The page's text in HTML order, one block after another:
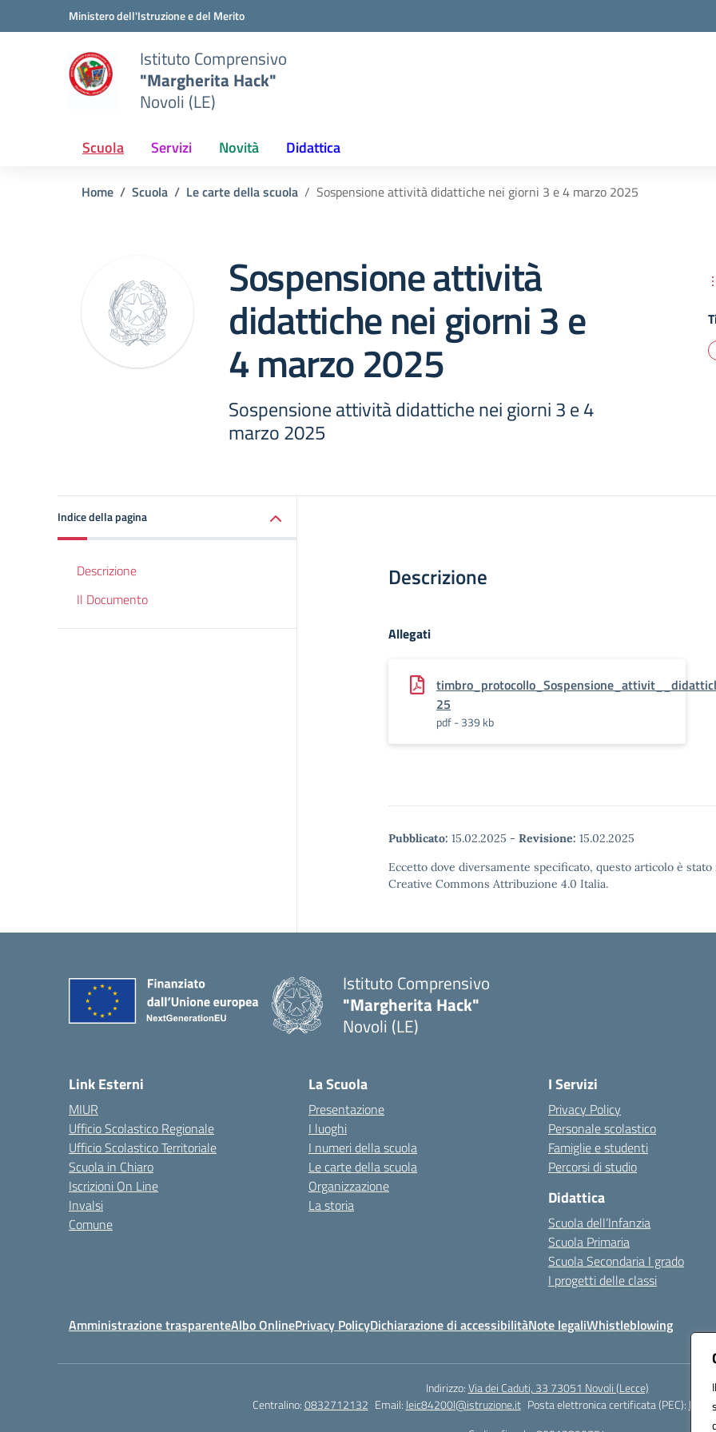
Vai ai contenuti
Vai al menu di navigazioneMinistero dell'Istruzione e del Merito
Istituto Comprensivo
"Margherita Hack"
Novoli (LE)
Scuola Servizi Novità Didattica
Home Scuola Le carte della scuola Sospensione attività didattiche nei giorni 3 e 4 marzo 2025
Sospensione attività
didattiche nei giorni 3 e
4 marzo 2025
Sospensione attività didattiche nei giorni 3 e 4
marzo 2025
Indice della pagina
Descrizione
Il Documento
Descrizione
Allegati
25
pdf - 339 kb
Pubblicato: 15.02.2025 - Revisione: 15.02.2025
Eccetto dove diversamente specificato, questo articolo è
Creative Commons Attribuzione 4.0 Italia.
Istituto Comprensivo
"Margherita Hack"
Novoli (LE)
Link Esterni
MIUR
Ufficio Scolastico Regionale
Ufficio Scolastico Territoriale
Scuola in Chiaro
Iscrizioni On Line
Invalsi
Comune
La Scuola
Presentazione
I luoghi
I numeri della scuola
Le carte della scuola
Organizzazione
La storia
I Servizi
Privacy Policy
Personale scolastico
Famiglie e studenti
Percorsi di studio
Didattica
Scuola dell’Infanzia
Scuola Primaria
Scuola Secondaria I grado
I progetti delle classi
Amministrazione trasparenteAlbo OnlinePrivacy PolicyDichiarazione di accessibilitàNote legaliWhistleblowing
Indirizzo:Via dei Caduti, 33 73051 Novoli (Lecce)
Centralino:0832712132 Email: leic84200l@istruzione.it Posta elettronica certificata (PEC):